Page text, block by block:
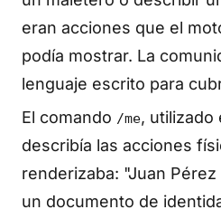
eran acciones que el
podía mostrar. La
lenguaje escrito para
El comando /me, utilizado
describía las acciones
renderizaba: "Juan
un documento de